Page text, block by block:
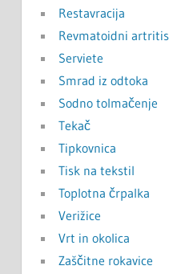
Restavracija
Revmatoidni artritis
Serviete
Smrad iz odtoka
Sodno tolmačenje
Tekač
Tipkovnica
Tisk na tekstil
Toplotna črpalka
Verižice
Vrt in okolica
Zaščitne rokavice